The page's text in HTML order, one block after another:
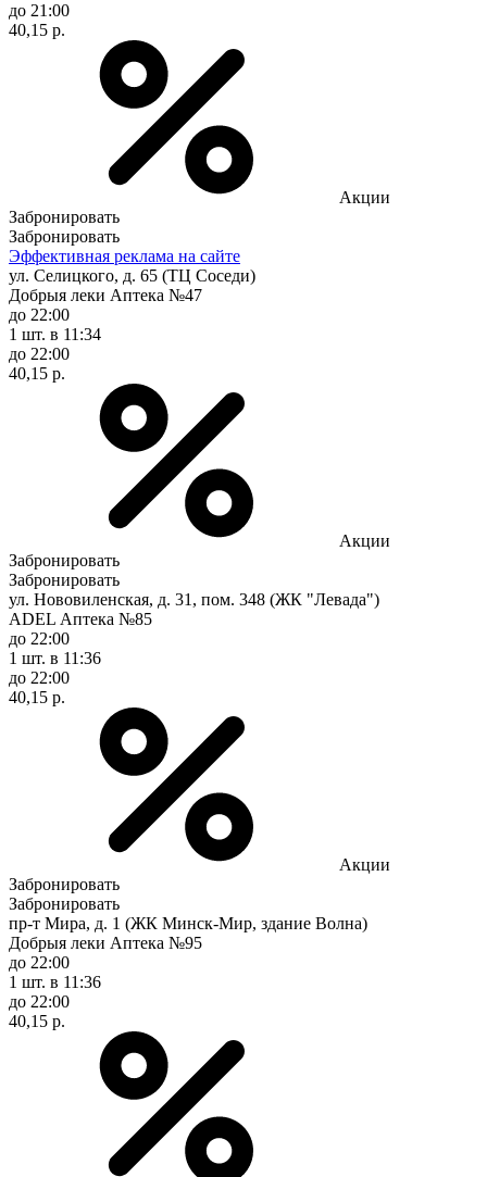
до 21:00
40,15 р.
Акции
Забронировать
Забронировать
Эффективная реклама на сайте
ул. Селицкого, д. 65 (ТЦ Соседи)
Добрыя леки Аптека №47
до 22:00
1 шт. в 11:34
до 22:00
40,15 р.
Акции
Забронировать
Забронировать
ул. Нововиленская, д. 31, пом. 348 (ЖК "Левада")
ADEL Аптека №85
до 22:00
1 шт. в 11:36
до 22:00
40,15 р.
Акции
Забронировать
Забронировать
пр-т Мира, д. 1 (ЖК Минск-Мир, здание Волна)
Добрыя леки Аптека №95
до 22:00
1 шт. в 11:36
до 22:00
40,15 р.